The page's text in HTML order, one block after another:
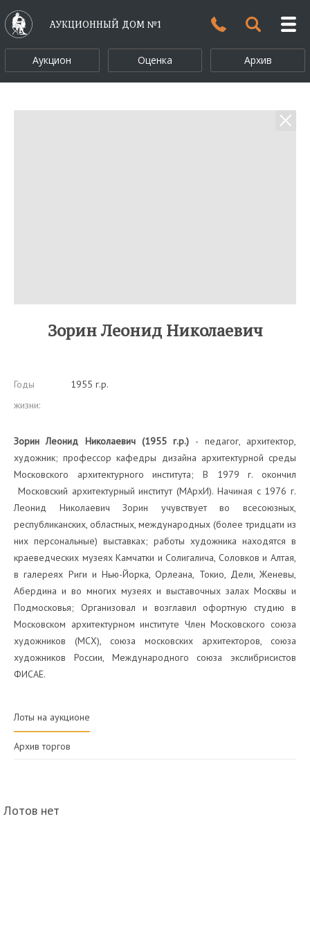
АУКЦИОННЫЙ ДОМ №1
Аукцион Оценка Архив
Зорин Леонид Николаевич
Годы
жизни:
1955 г.р.
Зорин Леонид Николаевич (1955 г.р.) - педагог, архитектор,
художник; профессор кафедры дизайна архитектурной среды
Московского архитектурного института; В 1979 г. окончил
Московский архитектурный институт (МАрхИ). Начиная с 1976 г.
Леонид Николаевич Зорин учувствует во всесоюзных,
республиканских, областных, международных (более тридцати из
них персональные) выставках; работы художника находятся в
краеведческих музеях Камчатки и Солигалича, Соловков и Алтая,
в галереях Риги и Нью-Йорка, Орлеана, Токио, Дели, Женевы,
Абердина и во многих музеях и выставочных залах Москвы и
Подмосковья; Организовал и возглавил офортную студию в
Московском архитектурном институте Член Московского союза
художников (МСХ), союза московских архитекторов, союза
художников России, Международного союза экслибрисистов
ФИСАЕ.
Лоты на аукционе
Архив торгов
Лотов нет